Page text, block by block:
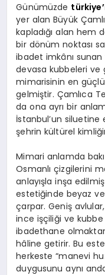
Günümüzde
yer alan Büyük
kapladığı alan hem
bir dönüm noktası
ibadet imkânı
devasa kubbeleri ve
mimarisinin en
gelmiştir. Çamlıca
da ona ayrı bir
İstanbul’un
şehrin kültürel
Mimari anlamda
Osmanlı çizgilerini
anlayışla inşa
estetiğinde beyaz
çarpar. Geniş
ince işçiliği ve
ibadethane
hâline getirir. Bu
herkeste “manevi
duygusunu aynı